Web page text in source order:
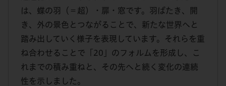
は、蝶の羽（＝超）・扉・窓です。羽ばたき、開
き、外の景色とつながることで、新たな世界へと
踏み出していく様子を表現しています。それらを重
ね合わせることで「20」のフォルムを形成し、こ
れまでの積み重ねと、その先へと続く変化の連続
性を示しました。